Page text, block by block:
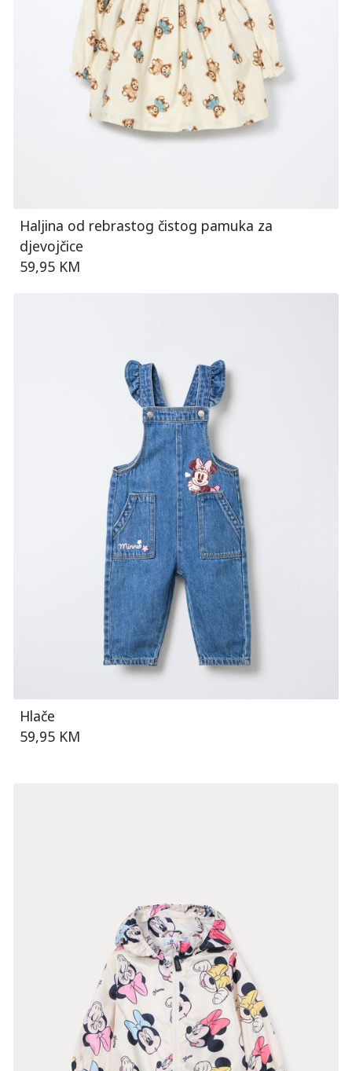
Haljina od rebrastog čistog pamuka za
djevojčice
59,95 KM
Hlače
59,95 KM